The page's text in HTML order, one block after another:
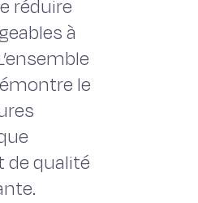
réduire
à
le
de qualité